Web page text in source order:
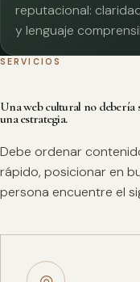
reputacional:
y lenguaje
SERVICIOS
Una web cultural no debería
una estrategia.
Debe ordenar
rápido, posicionar en
persona encuentre el